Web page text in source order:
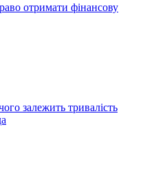
отримати фінансову
залежить тривалість